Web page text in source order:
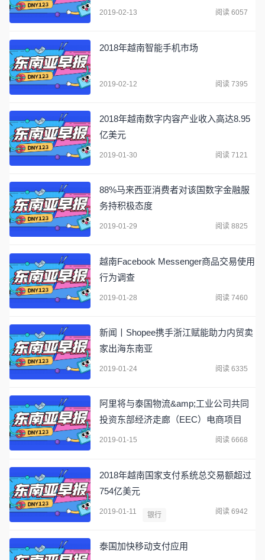
2019-02-13 阅读 6057
2018年越南智能手机市场
2019-02-12 阅读 7395
2018年越南数字内容产业收入高达8.95
亿美元
2019-01-30 阅读 7121
88%马来西亚消费者对该国数字金融服
务持积极态度
2019-01-29 阅读 8825
越南Facebook Messenger商品交易使用
行为调查
2019-01-28 阅读 7460
新闻丨Shopee携手浙江赋能助力内贸卖
家出海东南亚
2019-01-24 阅读 6335
阿里将与泰国物流&amp;工业公司共同
投资东部经济走廊（EEC）电商项目
2019-01-15 阅读 6668
2018年越南国家支付系统总交易额超过
754亿美元
2019-01-11 银行 阅读 6942
泰国加快移动支付应用